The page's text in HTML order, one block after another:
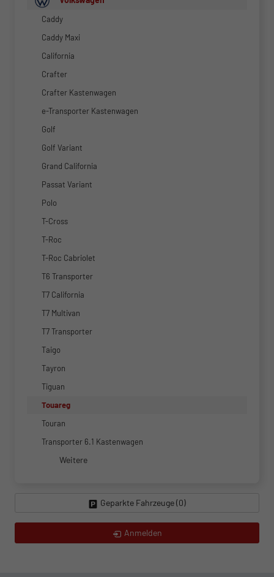
Caddy
Caddy Maxi
California
Crafter
Crafter Kastenwagen
e-Transporter Kastenwagen
Golf
Golf Variant
Grand California
Passat Variant
Polo
T-Cross
T-Roc
T-Roc Cabriolet
T6 Transporter
T7 California
T7 Multivan
T7 Transporter
Taigo
Tayron
Tiguan
Touareg
Touran
Transporter 6.1 Kastenwagen
Weitere
Geparkte Fahrzeuge (0)
Anmelden